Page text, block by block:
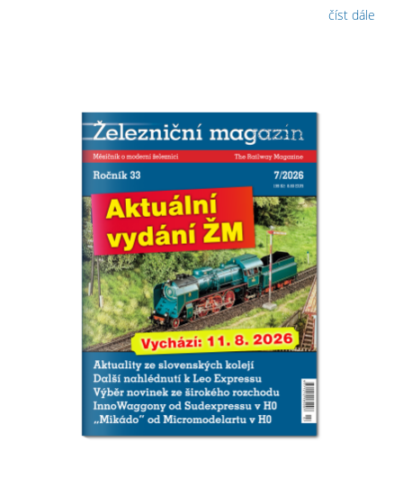
číst dále